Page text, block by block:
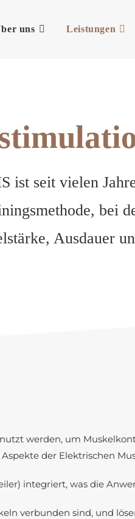
uns Leistungen
ist seit vielen
bei
Ausdauer
werden, um
der Elektrischen
integriert, was die
verbunden sind, und